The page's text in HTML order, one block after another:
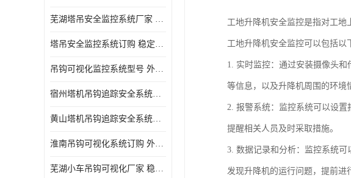
芜湖塔吊安全监控系统厂家 外观简洁大方 减少盲吊引发的事故
塔吊安全监控系统订购 稳定性高 结构清晰稳定
吊钩可视化监控系统型号 外观简洁大方 信号稳定 抗干扰性强
宿州塔机吊钩追踪安全系统厂家 提高工作效率 结构清晰稳定
黄山塔机吊钩追踪安全系统价格 可远程查看 减少盲吊引发的事故
淮南吊钩可视化系统订购 外观简洁大方 体积小 占用空间小
芜湖小车吊钩可视化厂家 稳定性高 可视吊装 降低盲吊风险
工地升降机安全监控是指对工地
工地升降机安全监控可以包括以
1. 实时监控：通过安装摄像头
等信息，以及升降机周围的环境
2. 报警系统：监控系统可以设置
提醒相关人员及时采取措施。
3. 数据记录和分析：监控系统
发现升降机的运行问题，提前进